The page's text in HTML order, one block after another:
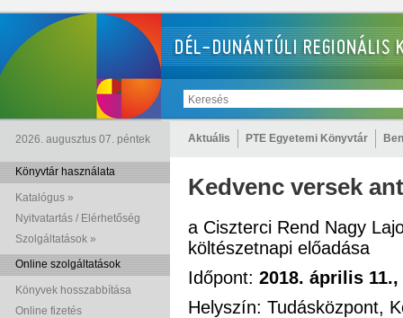
2026. augusztus 07. péntek Aktuális PTE Egyetemi Könyvtár
Könyvtár használata
Katalógus »
Nyitvatartás / Elérhetőség
Szolgáltatások »
Online szolgáltatások
Könyvek hosszabbítása
Online fizetés
Kedvenc versek
a Ciszterci Rend Nagy
költészetnapi előadása
Időpont: 2018. április 11.,
Helyszín: Tudásközpont,